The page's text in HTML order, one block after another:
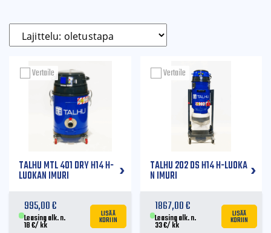
TALHU MTL 401 DRY H14 H-
LUOKAN IMURI
995,00€
Leasing alk. n.
18€/ kk
LISÄÄ
KORIIN
Vertaile
TALHU 202 DS H14 H-LUOKA
N IMURI
1867,00€
Leasing alk. n.
33€/ kk
LISÄÄ
KORIIN
Vertaile